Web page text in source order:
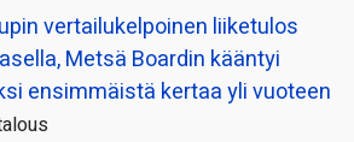
vertailu­kelpoinen liiketulos
Metsä Boardin kääntyi
ensimmäistä kertaa yli vuoteen